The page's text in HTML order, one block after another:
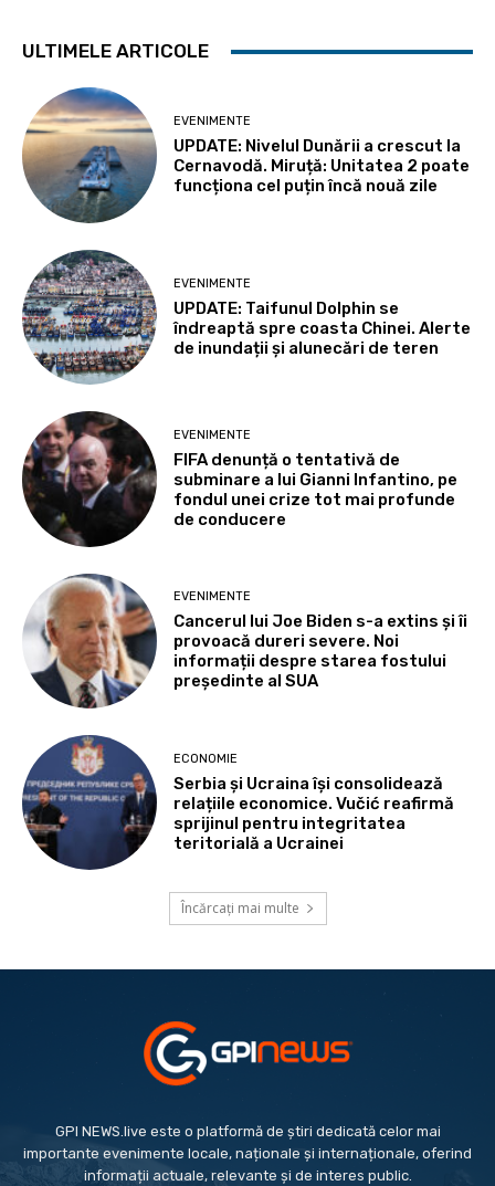
ULTIMELE ARTICOLE
EVENIMENTE
UPDATE: Nivelul Dunării a crescut la
Cernavodă. Miruță: Unitatea 2 poate
funcționa cel puțin încă nouă zile
EVENIMENTE
UPDATE: Taifunul Dolphin se
îndreaptă spre coasta Chinei. Alerte
de inundații și alunecări de teren
EVENIMENTE
FIFA denunță o tentativă de
subminare a lui Gianni Infantino, pe
fondul unei crize tot mai profunde
de conducere
EVENIMENTE
Cancerul lui Joe Biden s-a extins și îi
provoacă dureri severe. Noi
informații despre starea fostului
președinte al SUA
ECONOMIE
Serbia și Ucraina își consolidează
relațiile economice. Vučić reafirmă
sprijinul pentru integritatea
teritorială a Ucrainei
Încărcați mai multe
GPI NEWS.live este o platformă de știri dedicată celor mai
importante evenimente locale, naționale și internaționale, oferind
informații actuale, relevante și de interes public.